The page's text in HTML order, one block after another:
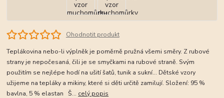
Ohodnotit produkt
Teplákovina nebo-li výplněk je poměrně pružná všemi směry. Z rubové
strany je nepočesaná, čili je se smyčkami na rubové straně. Svým
použitím se nejlépe hodí na ušití šatů, tunik a sukní... Dětské vzory
užijeme na tepláky a mikiny, které si děti určitě zamilují. Složení: 95 %
bavlna, 5 % elastan Š... celý popis